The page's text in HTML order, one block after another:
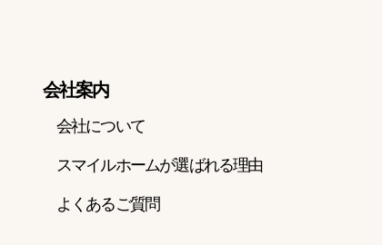
会社案内
会社について
スマイルホームが選ばれる理由
よくあるご質問